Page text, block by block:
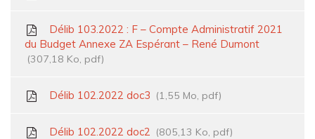
Délib 103.2022 : F – Compte Administratif 2021
du Budget Annexe ZA Espérant – René Dumont
307,18 Ko, pdf
Délib 102.2022 doc3 1,55 Mo, pdf
Délib 102.2022 doc2 805,13 Ko, pdf